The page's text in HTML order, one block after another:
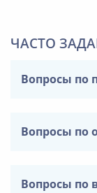
ЧАСТО
Вопросы по
Вопросы по
Вопросы по